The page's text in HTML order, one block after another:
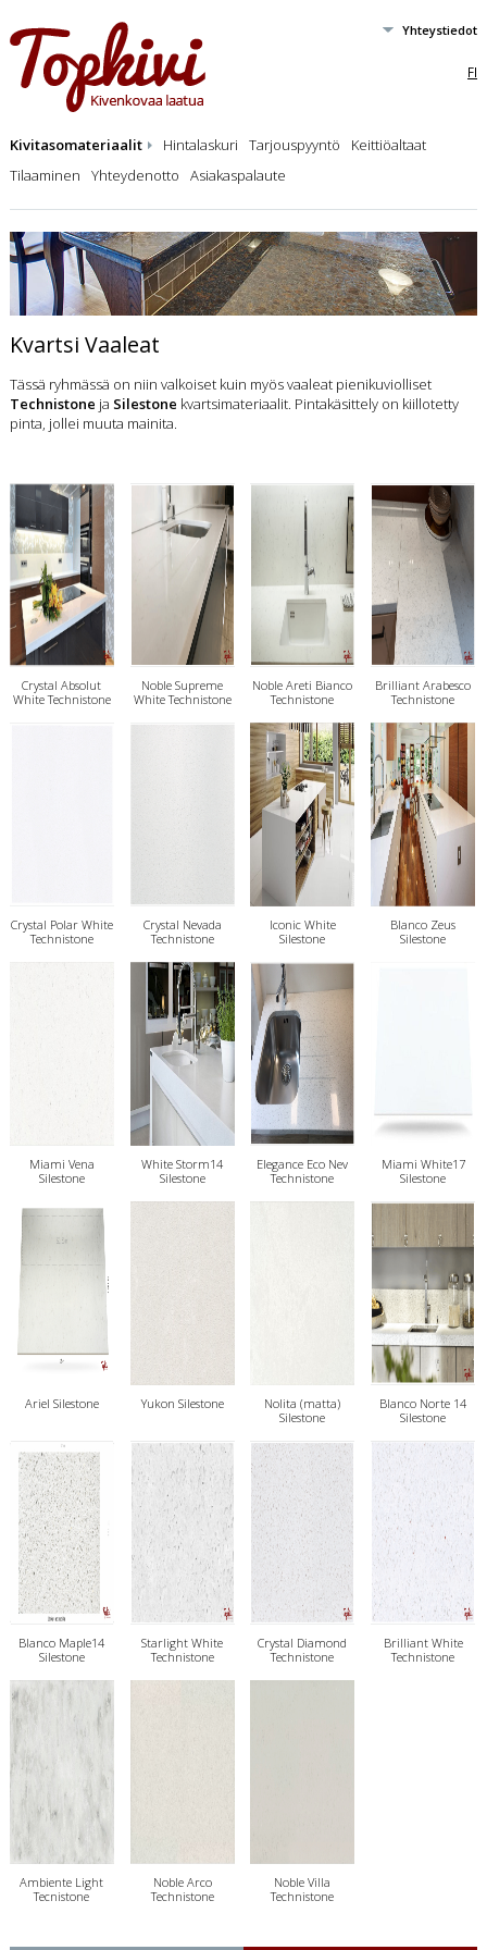
FI
Kivitasomateriaalit Hintalaskuri Tarjouspyyntö
Keittiöaltaat
Tilaaminen
Yhteydenotto Asiakaspalaute
Yhteystiedot
Kvartsi Vaaleat
Tässä ryhmässä on niin valkoiset kuin myös vaaleat pienikuviolliset
Technistone ja Silestone kvartsimateriaalit. Pintakäsittely on kiillotetty
pinta, jollei muuta mainita.
Crystal Absolut
White Technistone
Noble Supreme
White Technistone
Noble Areti Bianco
Technistone
Brilliant Arabesco
Technistone
Crystal Polar White
Technistone
Crystal Nevada
Technistone
Iconic White
Silestone
Blanco Zeus
Silestone
Miami Vena
Silestone
White Storm14
Silestone
Elegance Eco Nev
Technistone
Miami White17
Silestone
Ariel Silestone Yukon Silestone
Nolita (matta)
Silestone
Blanco Norte 14
Silestone
Blanco Maple14
Silestone
Starlight White
Technistone
Crystal Diamond
Technistone
Brilliant White
Technistone
Ambiente Light
Tecnistone
Noble Arco
Technistone
Noble Villa
Technistone